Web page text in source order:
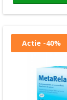
Actie -40%